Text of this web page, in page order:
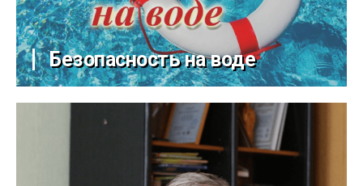
Безопасность на воде